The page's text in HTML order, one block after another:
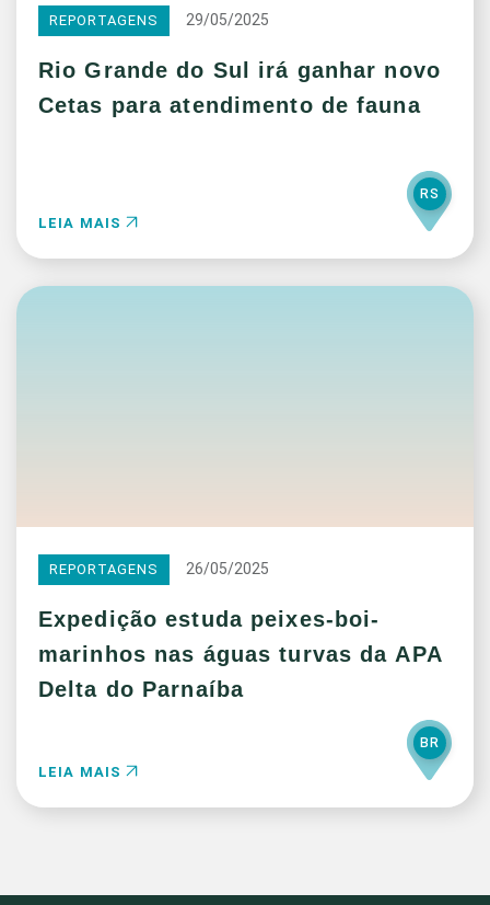
REPORTAGENS 29/05/2025
Rio Grande do Sul irá ganhar novo
Cetas para atendimento de fauna
LEIA MAIS
RS
REPORTAGENS 26/05/2025
Expedição estuda peixes-boi-
marinhos nas águas turvas da APA
Delta do Parnaíba
LEIA MAIS
BR